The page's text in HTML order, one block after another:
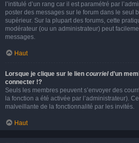
l’intitulé d’un rang car il est paramétré par
poster des messages sur le forum dans le seul
supérieur. Sur la plupart des forums, cette
modérateur (ou un administrateur) peut
messages.
Haut
Lorsque je clique sur le lien courrield’un
connecter !?
Seuls les membres peuvent s’envoyer des
la fonction a été activée par l’administrateur).
malveillante de la fonctionnalité par les invités.
Haut